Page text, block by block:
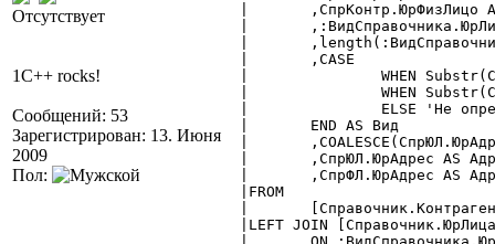
Отсутствует
1C++ rocks!
Сообщений: 53
Зарегистрирован: 13. Июня
2009
Пол:
|FROM
|LEFT JOIN